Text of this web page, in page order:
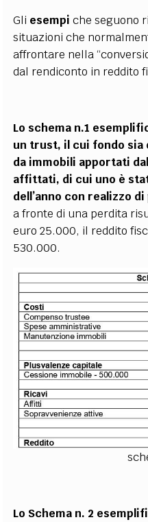
Gli esempi che seguono
situazioni che
affrontare nella
dal rendiconto in reddito
Lo schema n.1
un trust, il cui fondo
da immobili apportati
affittati, di cui uno è
dell’anno con realizzo
a fronte di una perdita
euro 25.000, il reddito
530.000.
Lo Schema n. 2